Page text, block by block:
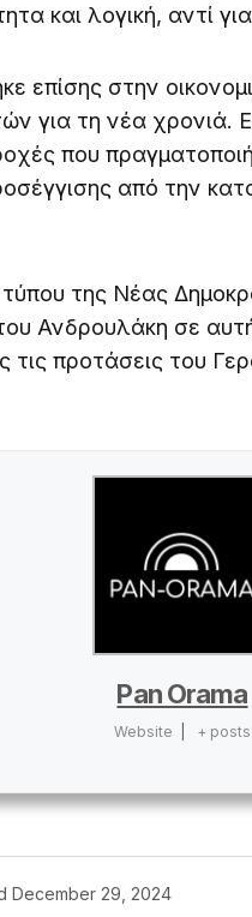
και λογική, αντί για
επίσης στην
για τη νέα χρονιά.
που
από την
της Νέας
Ανδρουλάκη σε
τις προτάσεις του
Pan Orama
Website + posts
December 29, 2024